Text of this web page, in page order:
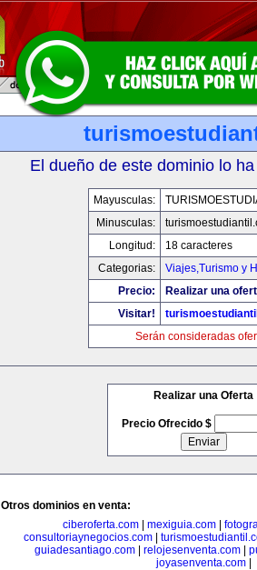
El dueño de este dominio lo
Mayusculas:
Minusculas:
Longitud:
18 caracteres
Categorias:
Viajes,Turismo y
Precio:
Realizar una
Visitar!
Serán consideradas
Realizar una Oferta
Precio Ofrecido $
Otros dominios en venta:
ciberoferta.com
mexiguia.com
consultoriaynegocios.com
guiadesantiago.com| relojesenventa.com|
joyasenventa.com|